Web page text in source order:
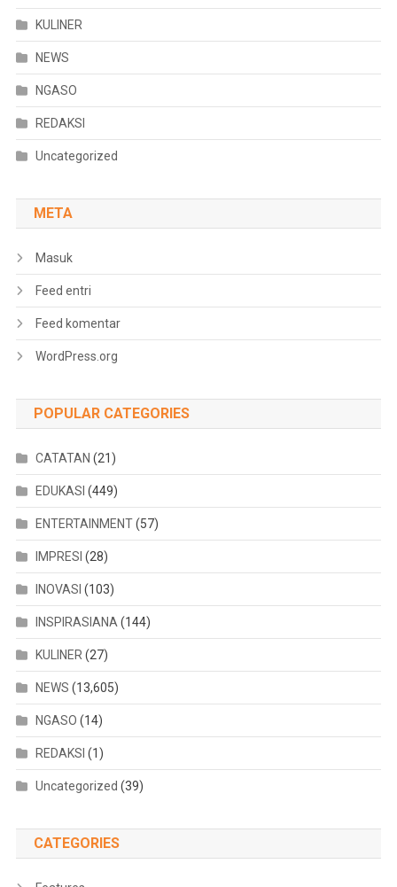
KULINER
NEWS
NGASO
REDAKSI
Uncategorized
META
Masuk
Feed entri
Feed komentar
WordPress.org
POPULAR CATEGORIES
CATATAN (21)
EDUKASI (449)
ENTERTAINMENT(57)
IMPRESI (28)
INOVASI (103)
INSPIRASIANA (144)
KULINER (27)
NEWS (13,605)
NGASO (14)
REDAKSI (1)
Uncategorized (39)
CATEGORIES